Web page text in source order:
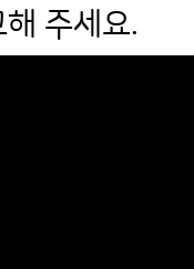
주세요.